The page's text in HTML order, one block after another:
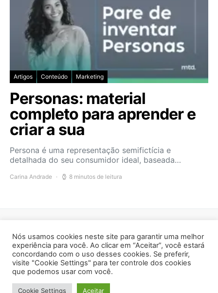
Artigos Conteúdo Marketing
Personas: material
completo para aprender e
criar a sua
Persona é uma representação semifictícia e
detalhada do seu consumidor ideal, baseada…
Carina Andrade 8 minutos de leitura
mateada.com
403 2K 5K
Artigos Política de privacidade
Nós usamos cookies neste site para garantir uma melhor
experiência para você. Ao clicar em “Aceitar”, você estará
concordando com o uso desses cookies. Se preferir,
visite "Cookie Settings" para ter controle dos cookies
que podemos usar com você.
Cookie Settings Aceitar